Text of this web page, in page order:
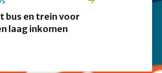
bus en trein voor
laag inkomen